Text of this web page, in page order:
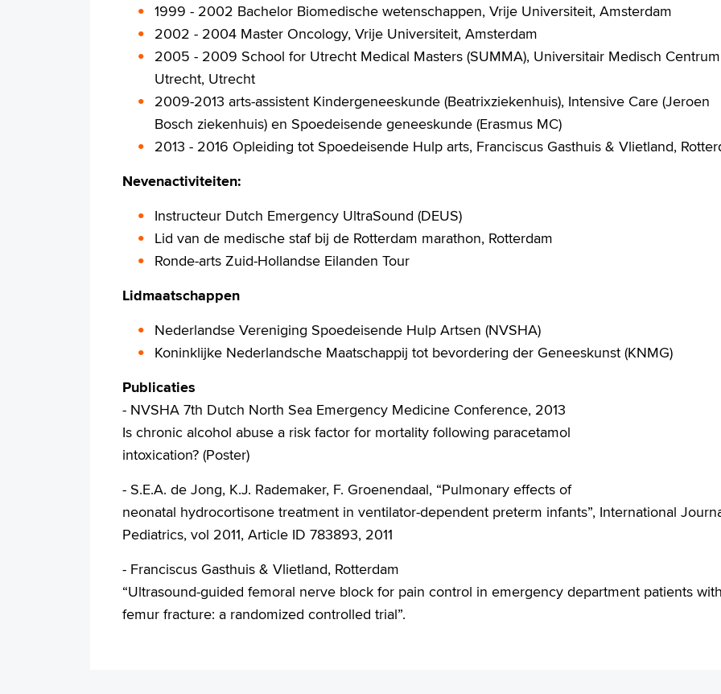
1999 - 2002 Bachelor Biomedische wetenschappen, Vrije Universiteit, Amsterdam
2002 - 2004 Master Oncology, Vrije Universiteit, Amsterdam
2005 - 2009 School for Utrecht Medical Masters (SUMMA), Universitair Medisch Centrum
Utrecht, Utrecht
2009-2013 arts-assistent Kindergeneeskunde (Beatrixziekenhuis), Intensive Care (Jeroen
Bosch ziekenhuis) en Spoedeisende geneeskunde (Erasmus MC)
2013 - 2016 Opleiding tot Spoedeisende Hulp arts, Franciscus Gasthuis & Vlietland,
Nevenactiviteiten:
Instructeur Dutch Emergency UltraSound (DEUS)
Lid van de medische staf bij de Rotterdam marathon, Rotterdam
Ronde-arts Zuid-Hollandse Eilanden Tour
Lidmaatschappen
Nederlandse Vereniging Spoedeisende Hulp Artsen (NVSHA)
Koninklijke Nederlandsche Maatschappij tot bevordering der Geneeskunst (KNMG)
Publicaties
- NVSHA 7th Dutch North Sea Emergency Medicine Conference, 2013
Is chronic alcohol abuse a risk factor for mortality following paracetamol
intoxication? (Poster)
- S.E.A. de Jong, K.J. Rademaker, F. Groenendaal, “Pulmonary effects of
neonatal hydrocortisone treatment in ventilator-dependent preterm infants”, International
Pediatrics, vol 2011, Article ID 783893, 2011
- Franciscus Gasthuis & Vlietland, Rotterdam
“Ultrasound-guided femoral nerve block for pain control in emergency department patients
femur fracture: a randomized controlled trial”.